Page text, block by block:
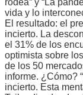
vida y lo
El resultado: el
incierto. La
el 31% de los
optimista sobre
de los 50
informe. ¿Cómo?
incierto. Esta